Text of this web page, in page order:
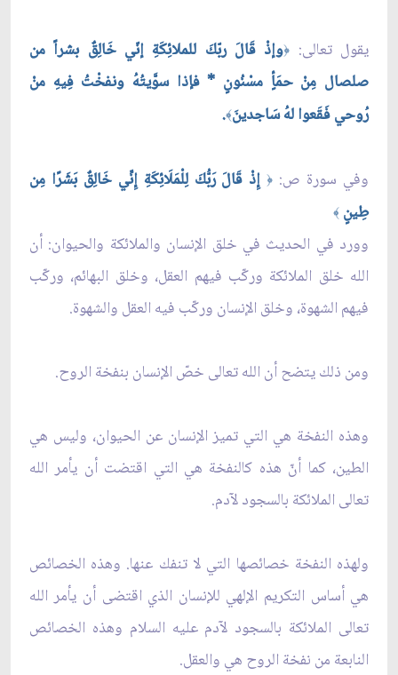
يقول تعالى: ﴿وإذْ قَالَ ربّكَ للملائِكَةِ إنّي خَالِقٌ بشراً من
صلصال مِنْ حمَأٍ مسْنُونٍ * فإذا سوَّيتُهُ ونفخْتُ فِيهِ منْ
رُوحي فَقَعوا لهُ سَاجدينَ﴾.
وفي سورة ص: ﴿إِذْ قَالَ رَبُّكَ لِلْمَلَائِكَةِ إِنِّي خَالِقٌ بَشَرًا مِن
طِينٍ ﴾
وورد في الحديث في خلق الإنسان والملائكة والحيوان: أن
الله خلق الملائكة وركّب فيهم العقل، وخلق البهائم، وركّب
فيهم الشهوة، وخلق الإنسان وركّب فيه العقل والشهوة.
ومن ذلك يتضح أن الله تعالى خصّ الإنسان بنفخة الروح.
وهذه النفخة هي التي تميز الإنسان عن الحيوان، وليس هي
الطين، كما أنّ هذه كالنفخة هي التي اقتضت أن يأمر الله
تعالى الملائكة بالسجود لآدم.
ولهذه النفخة خصائصها التي لا تنفك عنها. وهذه الخصائص
هي أساس التكريم الإلهي للإنسان الذي اقتضى أن يأمر الله
تعالى الملائكة بالسجود لآدم عليه السلام وهذه الخصائص
النابعة من نفخة الروح هي والعقل.